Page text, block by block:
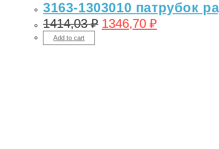
3163-1303010 патрубок
1414,03₽ 1346,70 ₽
Add to cart